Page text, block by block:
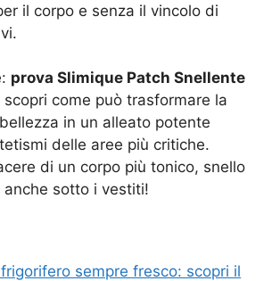
il corpo e senza il vincolo di
prova Slimique Patch Snellente
scopri come può trasformare la
in un alleato potente
delle aree più critiche.
di un corpo più tonico, snello
sotto i vestiti!
sempre fresco: scopri il